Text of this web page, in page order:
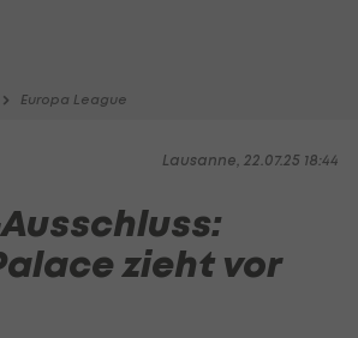
Europa League
Lausanne, 22.07.25 18:44
zieht vor